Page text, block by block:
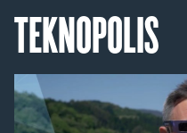
TEKNOPOLIS